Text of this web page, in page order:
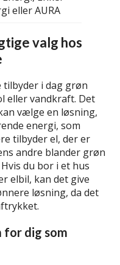
eller AURA
valg hos
tilbyder i dag grøn
eller vandkraft. Det
vælge en løsning,
energi, som
tilbyder el, der er
andre blander grøn
du bor i et hus
elbil, kan det give
løsning, da det
for dig som